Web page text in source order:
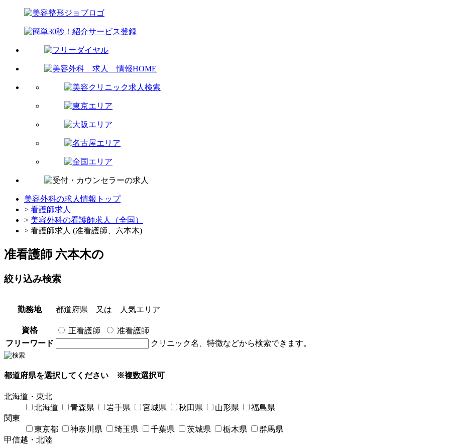
美容外科の求人情報トップ
> 看護師求人
> 美容外科の看護師求人（全国）
> 看護師求人 (准看護師、六本木)
准看護師 六本木の
絞り込み検索
勤務地 都道府県 又は 人気エリア
資格 正看護師
准看護師
フリーワード
クリニック名、特徴などから検索できます。
都道府県を選択してください ※複数選択可
北海道・東北
北海道
青森県 岩手県 宮城県 秋田県 山形県
福島県
関東
東京都
神奈川県 埼玉県 千葉県 茨城県 栃木県
群馬県
甲信越・北陸